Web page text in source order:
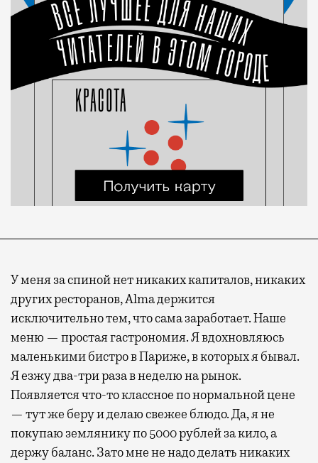
У меня за спиной нет никаких капиталов, никаких
других ресторанов, Alma держится
исключительно тем, что сама заработает. Наше
меню — простая гастрономия. Я вдохновляюсь
маленькими бистро в Париже, в которых я бывал.
Я езжу два-три раза в неделю на рынок.
Появляется что-то классное по нормальной цене
— тут же беру и делаю свежее блюдо. Да, я не
покупаю землянику по 5000 рублей за кило, а
держу баланс. Зато мне не надо делать никаких